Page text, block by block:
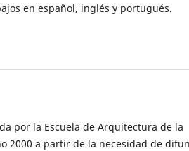
en español, inglés y portugués.
por la Escuela de Arquitectura de la
2000 a partir de la necesidad de